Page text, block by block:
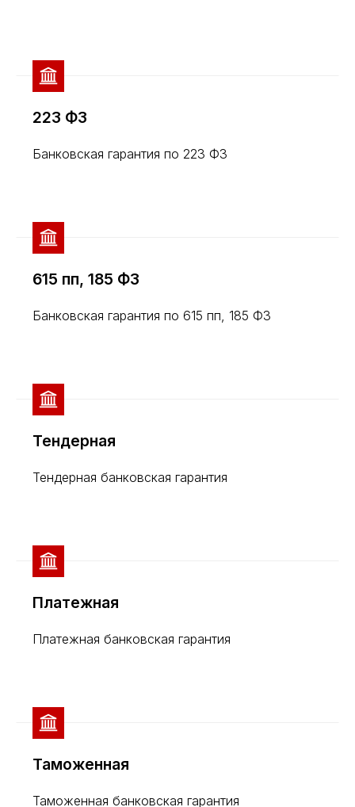
223 ФЗ
Банковская гарантия по 223 ФЗ
615 пп, 185 ФЗ
Банковская гарантия по 615 пп, 185 ФЗ
Тендерная
Тендерная банковская гарантия
Платежная
Платежная банковская гарантия
Таможенная
Таможенная банковская гарантия